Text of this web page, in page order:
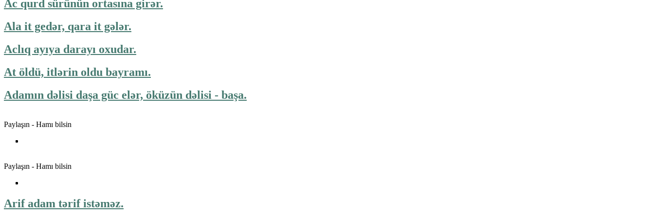
Ac qurd sürünün ortasına girər.
Ala it gedər, qara it gələr.
Aclıq ayıya darayı oxudar.
At öldü, itlərin oldu bayramı.
Adamın dəlisi daşa güc elər, öküzün dəlisi - başa.
Paylaşın - Hamı bilsin
Paylaşın - Hamı bilsin
Arif adam tərif istəməz.